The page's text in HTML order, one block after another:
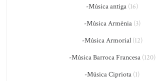
-Música antiga (16)
-Música Armênia(3)
-Música Armorial(12)
-Música Barroca Francesa(120)
-Música Cipriota (1)